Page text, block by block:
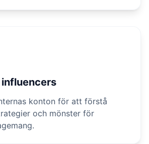
konton för att förstå
och mönster för